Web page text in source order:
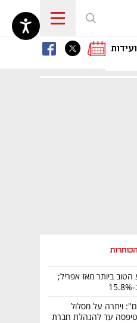
נפתח בכרטיסייה חדשה
נפתח בכרטיסייה חדשה
ועידות
נפתח בכרטיסייה חדשה
הטוב ביותר מאז אפריל;
ויתרה על מסלול
עד להנהלת חברת